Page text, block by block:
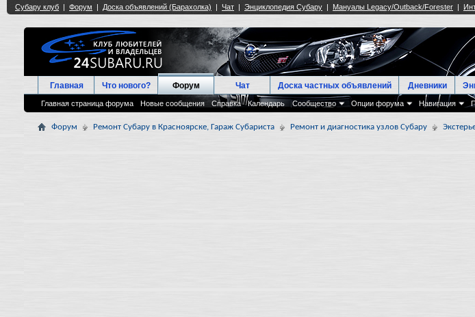
Главная Что нового? Форум
Главная страница форума Новые сообщения Справка Календарь Сообщество Опции форума Навигация
Чат Доска частных объявлений Дневники
Форум Ремонт Субару в Красноярске, Гараж Субариста Ремонт и диагностика узлов Субару